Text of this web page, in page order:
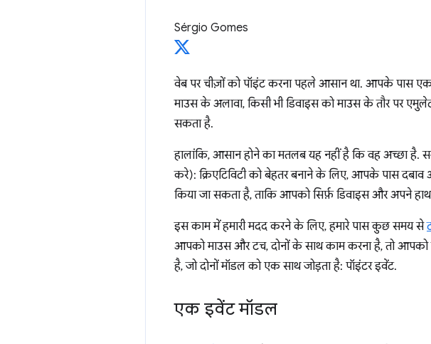
Sérgio Gomes
वेब पर चीज़ों को पॉइंट करना पहले आसान था. आपके पास एक
माउस के अलावा, किसी भी डिवाइस को माउस के तौर पर
सकता है.
हालांकि, आसान होने का मतलब यह नहीं है कि वह अच्छा है.
करे): क्रिएटिविटी को बेहतर बनाने के लिए, आपके पास
किया जा सकता है, ताकि आपको सिर्फ़ डिवाइस और अपने
इस काम में हमारी मदद करने के लिए, हमारे पास कुछ समय से
आपको माउस और टच, दोनों के साथ काम करना है, तो
है, जो दोनों मॉडल को एक साथ जोड़ता है: पॉइंटर इवेंट.
एक इवेंट मॉडल